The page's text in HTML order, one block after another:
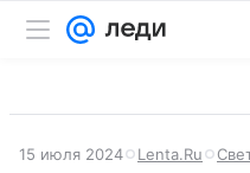
15 июля 2024 Lenta.Ru